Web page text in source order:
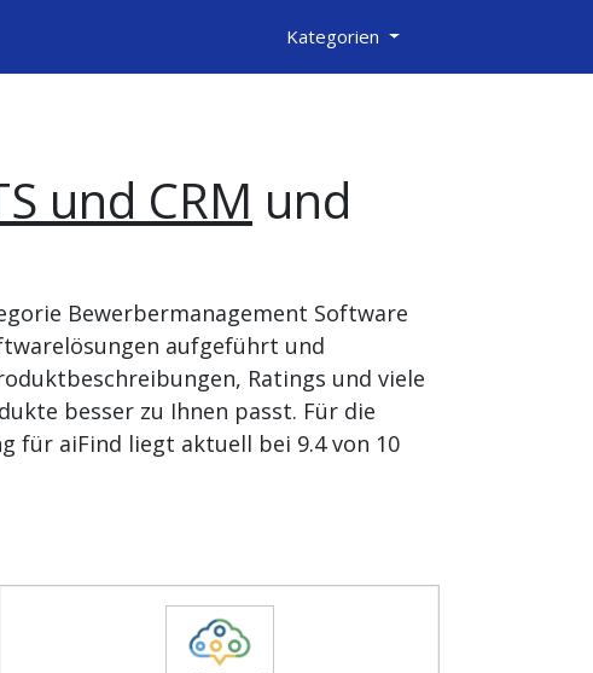
Kategorien
und CRM und
Bewerbermanagement Software
aufgeführt und
Ratings und viele
besser zu Ihnen passt. Für die
für aiFind liegt aktuell bei 9.4 von 10